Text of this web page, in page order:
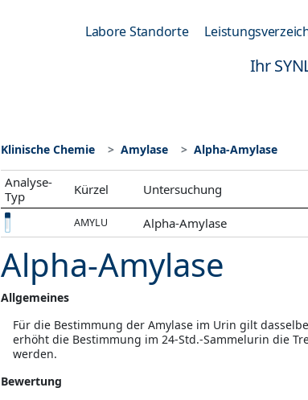
Labore Standorte
Ihr
Klinische Chemie Amylase Alpha-Amylase
Analyse-
Typ
Kürzel Untersuchung
AMYLU Alpha-Amylase
Alpha-Amylase
Allgemeines
Für die Bestimmung der Amylase im Urin gilt
erhöht die Bestimmung im 24-Std.-Sammelurin die
werden.
Bewertung